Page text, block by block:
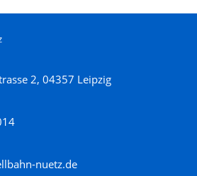
2, 04357 Leipzig
nuetz.de